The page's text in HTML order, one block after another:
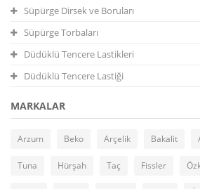
Süpürge Dirsek ve Boruları
Süpürge Torbaları
Düdüklü Tencere Lastikleri
Düdüklü Tencere Lastiği
MARKALAR
Arzum Beko Arçelik Bakalit
Tuna Hürşah Taç Fissler